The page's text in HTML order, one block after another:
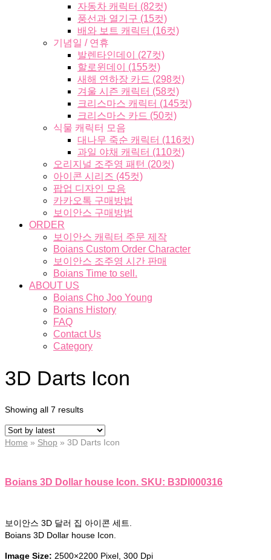
자동차 캐릭터 (82컷)
풍선과 열기구 (15컷)
배와 보트 캐릭터 (16컷)
기념일 / 연휴
발렌타인데이 (27컷)
할로윈데이 (155컷)
새해 연하장 카드 (298컷)
겨울 시즌 캐릭터 (58컷)
크리스마스 캐릭터 (145컷)
크리스마스 카드 (50컷)
식물 캐릭터 모음
대나무 죽순 캐릭터 (116컷)
과일 야채 캐릭터 (110컷)
오리지널 조주영 패턴 (20컷)
아이콘 시리즈 (45컷)
팝업 디자인 모음
카카오톡 구매방법
보이안스 구매방법
ORDER
보이안스 캐릭터 주문 제작
Boians Custom Order Character
보이안스 조주영 시간 판매
Boians Time to sell.
ABOUT US
Boians Cho Joo Young
Boians History
FAQ
Contact Us
Category
3D Darts Icon
Showing all 7 results
Home » Shop » 3D Darts Icon
Boians 3D Dollar house Icon. SKU: B3DI000316
보이안스 3D 달러 집 아이콘 세트.
Boians 3D Dollar house Icon.
Image Size: 2500×2200 Pixel, 300 Dpi